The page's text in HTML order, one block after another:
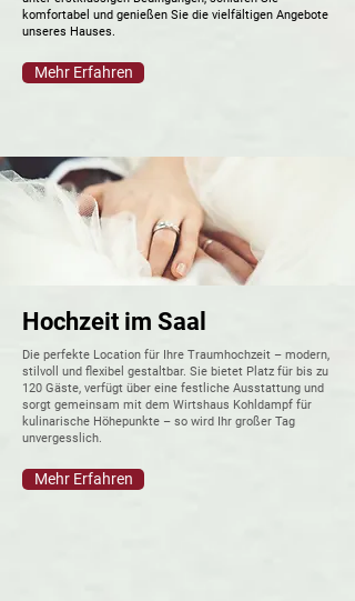
komfortabel und genießen Sie die vielfältigen Angebote
unseres Hauses.
Mehr Erfahren
Hochzeit im Saal
Die perfekte Location für Ihre Traumhochzeit – modern,
stilvoll und flexibel gestaltbar. Sie bietet Platz für bis zu
120 Gäste, verfügt über eine festliche Ausstattung und
sorgt gemeinsam mit dem Wirtshaus Kohldampf für
kulinarische Höhepunkte – so wird Ihr großer Tag
unvergesslich.
Mehr Erfahren